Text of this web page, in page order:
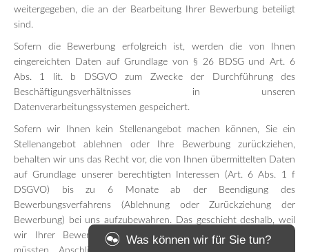
weitergegeben, die an der Bearbeitung Ihrer Bewerbung beteiligt
sind.
Sofern die Bewerbung erfolgreich ist, werden die von Ihnen
eingereichten Daten auf Grundlage von § 26 BDSG und Art. 6
Abs. 1 lit. b DSGVO zum Zwecke der Durchführung des
Beschäftigungsverhältnisses in unseren
Datenverarbeitungssystemen gespeichert.
Sofern wir Ihnen kein Stellenangebot machen können, Sie ein
Stellenangebot ablehnen oder Ihre Bewerbung zurückziehen,
behalten wir uns das Recht vor, die von Ihnen übermittelten Daten
auf Grundlage unserer berechtigten Interessen (Art. 6 Abs. 1 f
DSGVO) bis zu 6 Monate ab der Beendigung des
Bewerbungsverfahrens (Ablehnung oder Zurückziehung der
Bewerbung) bei uns aufzubewahren. Das geschieht deshalb, weil
wir Ihrer Bewerbung im Falle eines Streites dokumentieren
Was können wir für Sie tun?